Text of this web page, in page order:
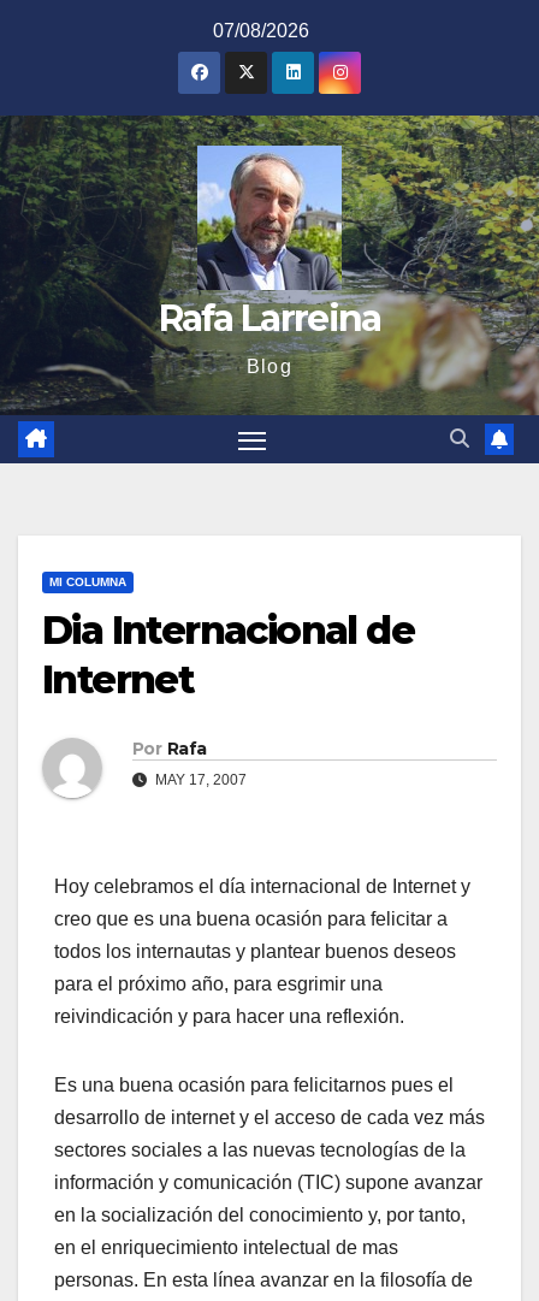
07/08/2026
Rafa Larreina
Blog
MI COLUMNA
Dia Internacional de
Internet
Por Rafa
MAY 17, 2007
Hoy celebramos el dí­a internacional de Internet y
creo que es una buena ocasión para felicitar a
todos los internautas y plantear buenos deseos
para el próximo año, para esgrimir una
reivindicación y para hacer una reflexión.
Es una buena ocasión para felicitarnos pues el
desarrollo de internet y el acceso de cada vez más
sectores sociales a las nuevas tecnologí­as de la
información y comunicación (TIC) supone avanzar
en la socialización del conocimiento y, por tanto,
en el enriquecimiento intelectual de mas
personas. En esta lí­nea avanzar en la filosofí­a de